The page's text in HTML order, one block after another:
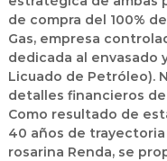
de compra del 100%
Gas, empresa
dedicada al envasado
Licuado de Petróleo).
detalles financieros
Como resultado de
40 años de
rosarina Renda, se